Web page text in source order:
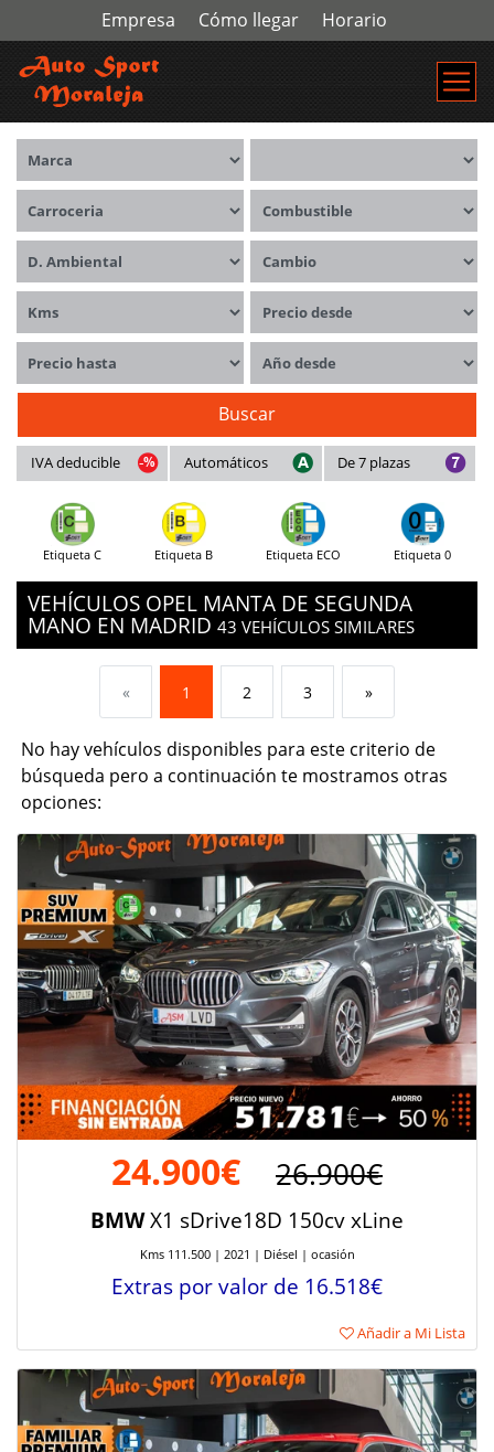
Empresa Cómo llegar Horario
Marca
Carrocerías Combustible
Distintivo ambiental Cambio
Kms Precio desde
Precio hasta Año desde
Buscar
IVA deducible Automáticos De 7 plazas
Etiqueta C Etiqueta B Etiqueta ECO Etiqueta 0
VEHÍCULOS OPEL MANTA DE SEGUNDA
MANO EN MADRID 43 VEHÍCULOS SIMILARES
« 1 2 3 »
No hay vehículos disponibles para este criterio de
búsqueda pero a continuación te mostramos otras
opciones:
24.900€ 26.900€
BMWX1 sDrive18D 150cv xLine
Kms 111.500 | 2021 | Diésel | ocasión
Extras por valor de 16.518€
Añadir a Mi Lista